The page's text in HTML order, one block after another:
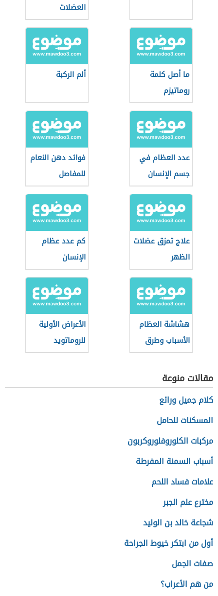
العضلات
ما أصل كلمة
روماتيزم
ألم الركبة
عدد العظام في
جسم الإنسان
فوائد دهن النعام
للمفاصل
علاج تمزق عضلات
الظهر
كم عدد عظام
الإنسان
هشاشة العظام
الأسباب وطرق
الوقاية
الأعراض الأولية
للروماتويد
مقالات منوعة
كلام جميل ورائع
المسكنات للحامل
مركبات الكلوروفلوروكربون
أسباب السمنة المفرطة
علامات فساد اللحم
مخترع علم الجبر
شجاعة خالد بن الوليد
أول من ابتكر خيوط الجراحة
صفات الجمل
من هم الأعراب؟